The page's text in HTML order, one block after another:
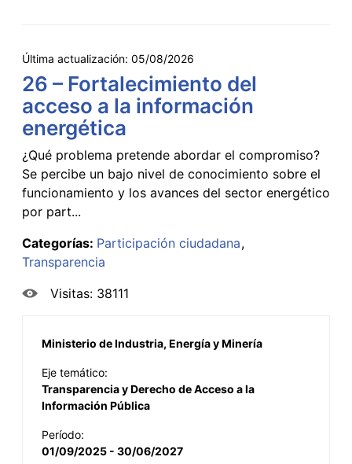
Última actualización: 05/08/2026
26 – Fortalecimiento del
acceso a la información
energética
¿Qué problema pretende abordar el compromiso?
Se percibe un bajo nivel de conocimiento sobre el
funcionamiento y los avances del sector energético
por part...
Categorías: Participación ciudadana
Transparencia
Visitas: 38111
Ministerio de Industria, Energía y Minería
Eje temático:
Transparencia y Derecho de Acceso a la
Información Pública
Período:
01/09/2025 - 30/06/2027